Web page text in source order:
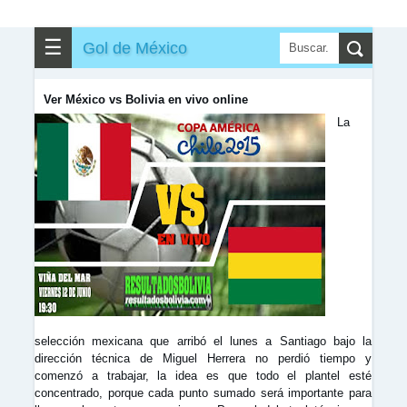
☰ Gol de México
Ver México vs Bolivia en vivo online
La
selección mexicana que arribó el lunes a Santiago bajo la
dirección técnica de Miguel Herrera no perdió tiempo y
comenzó a trabajar, la idea es que todo el plantel esté
concentrado, porque cada punto sumado será importante para
Otros ▼